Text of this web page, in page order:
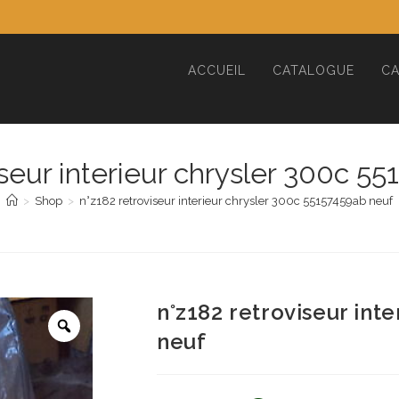
ACCUEIL CATALOGUE
interieur chrysler 300c
> Shop > n°z182 retroviseur interieur chrysler 300c 55157459ab neuf
n°z182 retroviseur
neuf